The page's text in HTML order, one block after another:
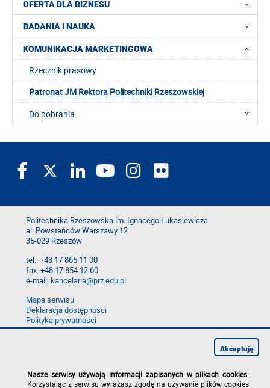
OFERTA DLA BIZNESU
BADANIA I NAUKA
KOMUNIKACJA MARKETINGOWA
Rzecznik prasowy
Patronat JM Rektora Politechniki Rzeszowskiej
Do pobrania
Politechnika Rzeszowska im. Ignacego Łukasiewicza
al. Powstańców Warszawy 12
35-029 Rzeszów
tel.: +48 17 865 11 00
fax: +48 17 854 12 60
e-mail:kancelaria@prz.edu.pl
Mapa serwisu
Deklaracja dostępności
Polityka prywatności
Zgłoś błąd na stronie
Nasze serwisy używają informacji zapisanych w plikach cookies
Korzystając z serwisu wyrażasz zgodę na używanie plików cookies
Akceptuję